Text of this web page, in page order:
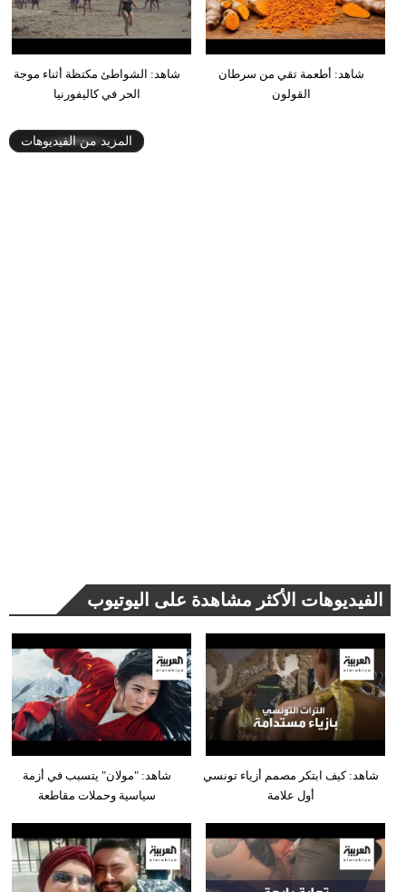
شاهد: الشواطئ مكتظة أثناء موجة
الحر في كاليفورنيا
شاهد: أطعمة تقي من سرطان
القولون
المزيد من الفيديوهات
الفيديوهات الأكثر مشاهدة على اليوتيوب
شاهد: "مولان" يتسبب في أزمة
سياسية وحملات مقاطعة
شاهد: كيف ابتكر مصمم أزياء تونسي
أول علامة